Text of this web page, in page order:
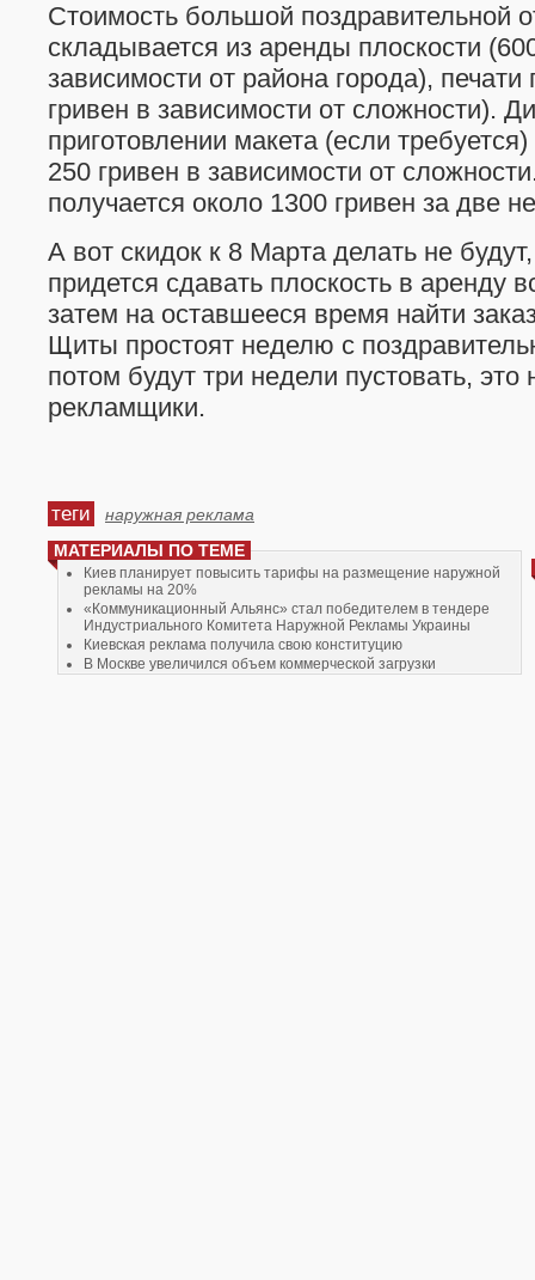
Стоимость большой поздравительной
складывается из аренды плоскости
зависимости от района города), печати
гривен в зависимости от сложности).
приготовлении макета (если
250 гривен в зависимости от
получается около 1300 гривен за две
А вот скидок к 8 Марта делать не
придется сдавать плоскость в аренду
затем на оставшееся время найти
Щиты простоят неделю с
потом будут три недели пустовать, это
рекламщики.
теги
наружная реклама
МАТЕРИАЛЫ ПО ТЕМЕ
Киев планирует повысить тарифы на размещение наружной
рекламы на 20%
«Коммуникационный Альянс» стал победителем в тендере
Индустриального Комитета Наружной Рекламы Украины
Киевская реклама получила свою конституцию
В Москве увеличился объем коммерческой загрузки